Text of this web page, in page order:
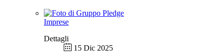
Imprese
Dettagli
15 Dic 2025